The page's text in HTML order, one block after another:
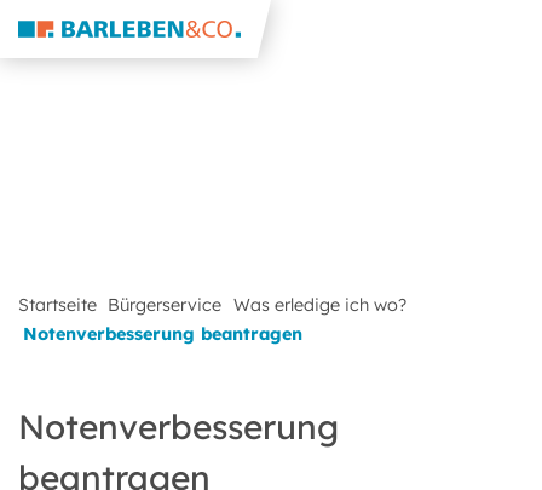
Startseite Bürgerservice Was erledige ich wo?
Notenverbesserung beantragen
Notenverbesserung
beantragen